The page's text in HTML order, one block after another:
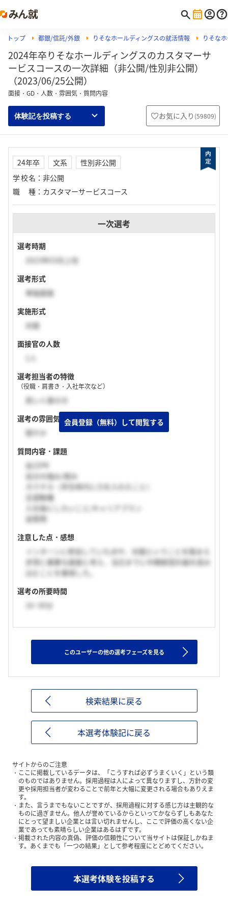
トップ 都銀/信託/外銀 りそなホールディングスの就活情報 りそな
2024年卒りそなホールディングスのカスタマーサ
ービスコースの一次詳細（非公開/性別非公開）
（2023/06/25公開）
面接・GD・人数・雰囲気・質問内容
体験記を投稿する お気に入り (59809)
24年卒 文系
性別非公開
学校名 ： 非公開
職種 ： カスタマーサービスコース
一次選考
選考時期
2023年03月上旬
選考形式
単独面接
実施形式
対面
面接官の人数
選考担当者の特徴
（役職・肩書き・入社年次など）
若い人事の方
選考の雰囲気
穏やか
質問内容・課題
自己PR
自分の強み/弱み
ガクチカ（学生時代に力を入れたこと）
志望動機
入社後にしたいこと/キャリアプラン
逆質問
注意した点・感想
インターンに参加していた点や、対面ということを踏まえ
非常に重要な面接と考え、当日までに中期経営計画を読み
込むことを重視した。
選考の所要時間
16~30分
このユーザーの他の選考フェーズを見る
検索結果に戻る
本選考体験記に戻る
サイトからのご注意
ここに掲載しているデータは、「こうすれば必ずうまくいく」という類
のものではありません。採用過程は人によって異なりますし、方針の変
更や採用担当者が変わることで前年と大幅に変更される場合もありえま
す。
また、言うまでもないことですが、採用過程に対する感じ方は主観的な
ものに過ぎません。他人が誉めているからといってかならずしもあなた
にとって望ましい企業とは言い切れませんし、ここで評価の高くない企
業であっても素晴らしい企業はあるはずです。
掲載された内容の真偽、評価の信頼性について当サイトは保証しかねま
す。あくまでも「一つの結果」として参考程度にとどめてください。
本選考体験を投稿する